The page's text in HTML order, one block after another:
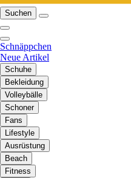
Suchen
Schnäppchen
Neue Artikel
Schuhe
Bekleidung
Volleybälle
Schoner
Fans
Lifestyle
Ausrüstung
Beach
Fitness